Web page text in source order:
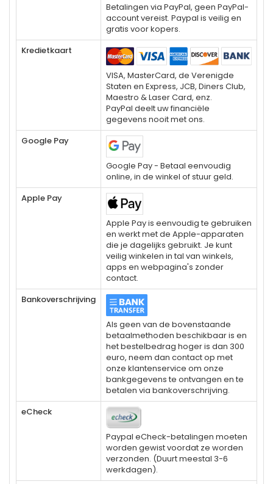
Betalingen via PayPal, geen PayPal-
account vereist. Paypal is veilig en
gratis voor kopers.
Kredietkaart
VISA, MasterCard, de Verenigde
Staten en Express, JCB, Diners Club,
Maestro & Laser Card, enz.
PayPal deelt uw financiële
gegevens nooit met ons.
Google Pay
Google Pay - Betaal eenvoudig
online, in de winkel of stuur geld.
Apple Pay
Apple Pay is eenvoudig te gebruiken
en werkt met de Apple-apparaten
die je dagelijks gebruikt. Je kunt
veilig winkelen in tal van winkels,
apps en webpagina's zonder
contact.
Bankoverschrijving
Als geen van de bovenstaande
betaalmethoden beschikbaar is en
het bestelbedrag hoger is dan 300
euro, neem dan contact op met
onze klantenservice om onze
bankgegevens te ontvangen en te
betalen via bankoverschrijving.
eCheck
Paypal eCheck-betalingen moeten
worden gewist voordat ze worden
verzonden. (Duurt meestal 3-6
werkdagen).